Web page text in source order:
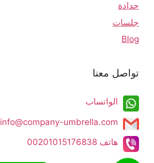
حدادة
جلسات
Blog
تواصل معنا
الواتساب
info@company-umbrella.com​​​​
هاتف 00201015176838​